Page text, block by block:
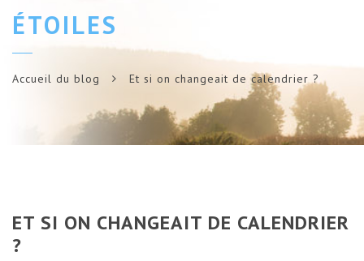
ÉTOILES
Accueil du blog Et si on changeait de calendrier ?
ET SI ON CHANGEAIT DE CALENDRIER
?